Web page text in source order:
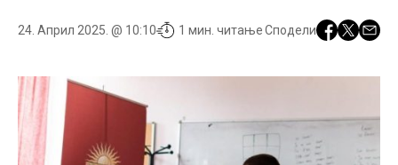
24. Април 2025. @ 10:10 1 мин. читањеСподели